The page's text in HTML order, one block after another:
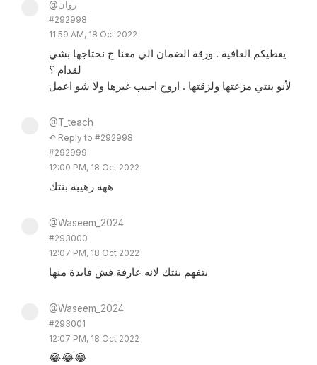
@روان
#292998
11:59 AM, 18 Oct 2022
يعطيكم العافية . ورقة الضمان الي معنا ح نحتاجها بشي
لقدام ؟
لأنو بنتي مزعتها ولزقتها . اروح اجيب غيرها ولا شو اعمل
@T_teach
↶ Reply to #292998
#292999
12:00 PM, 18 Oct 2022
ههه رهيبة بنتك
@Waseem_2024
#293000
12:07 PM, 18 Oct 2022
بتفهم بنتك لانه عارفة فش فايدة منها
@Waseem_2024
#293001
12:07 PM, 18 Oct 2022
😂😂😂